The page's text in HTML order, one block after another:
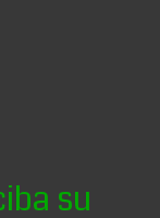
su